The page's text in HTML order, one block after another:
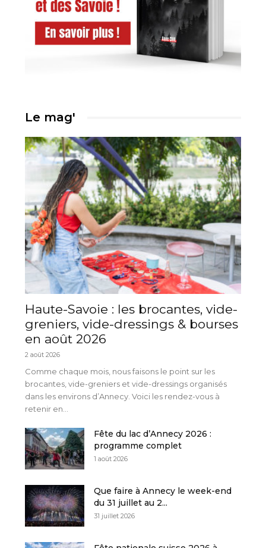
Le mag'
Haute-Savoie : les brocantes, vide-
greniers, vide-dressings & bourses
en août 2026
2 août 2026
Comme chaque mois, nous faisons le point sur les
brocantes, vide-greniers et vide-dressings organisés
dans les environs d’Annecy. Voici les rendez-vous à
retenir en...
Fête du lac d’Annecy 2026 :
programme complet
1 août 2026
Que faire à Annecy le week-end
du 31 juillet au 2...
31 juillet 2026